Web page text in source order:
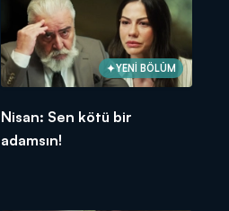
YENİ BÖLÜM
Nisan: Sen kötü bir
adamsın!